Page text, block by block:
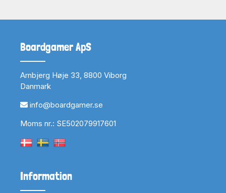
Boardgamer ApS
Arnbjerg Høje 33, 8800 Viborg
Danmark
info@boardgamer.se
Moms nr.: SE502079917601
Information